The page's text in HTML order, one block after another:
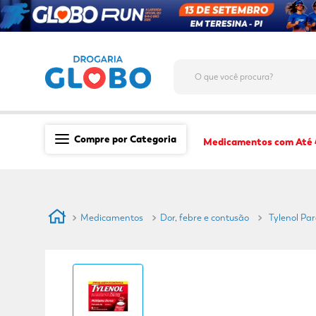
Compre por Categoria
Dermocosméticos
Higiene & Beleza
Conveniência
Medicamentos com Até
Medicamentos Dor, febre e contusão Tylenol